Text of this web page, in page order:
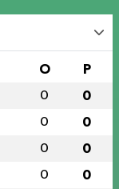
O P
0 0
0 0
0 0
0 0